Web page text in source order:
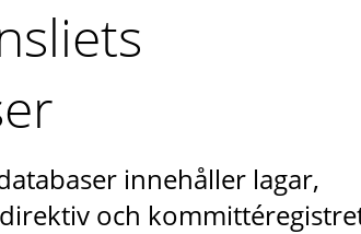
innehåller lagar,
och